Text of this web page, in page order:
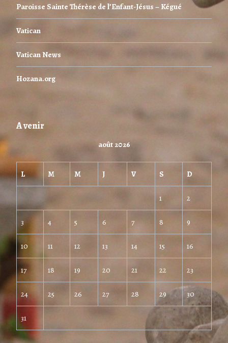
Paroisse Sainte Thérèse de l’Enfant-Jésus – Kégué
Vatican
Vatican News
Hozana.org
A venir
août 2026
L M M J V S D
1 2
3 4 5 6 7 8 9
10 11 12 13 14 15 16
17 18 19 20 21 22 23
24 25 26 27 28 29 30
31